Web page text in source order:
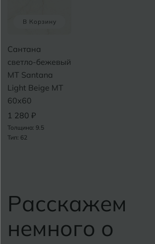
В Корзину
Сантана
светло-бежевый
MT Santana
Light Beige MT
60x60
1 280 ₽
Толщина: 9.5
Тип: 62
Расскажем
немного о